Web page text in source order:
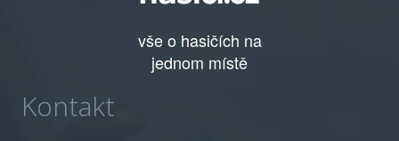
vše o hasičích na
jednom místě
Kontakt